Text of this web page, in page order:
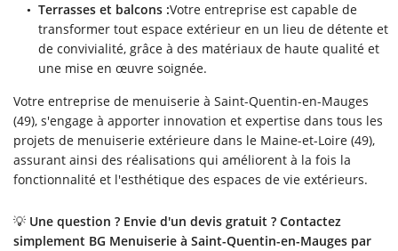
Terrasses et balcons :Votre entreprise est capable de
transformer tout espace extérieur en un lieu de détente et
de convivialité, grâce à des matériaux de haute qualité et
une mise en œuvre soignée.
Votre entreprise de menuiserie à Saint-Quentin-en-Mauges
(49), s'engage à apporter innovation et expertise dans tous les
projets de menuiserie extérieure dans le Maine-et-Loire (49),
assurant ainsi des réalisations qui améliorent à la fois la
fonctionnalité et l'esthétique des espaces de vie extérieurs.
💡 Une question ? Envie d'un devis gratuit ? Contactez
simplement BG Menuiserie à Saint-Quentin-en-Mauges par